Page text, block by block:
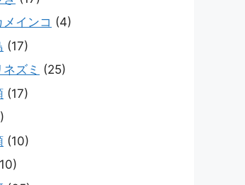
メインコ (4)
(17)
ズミ (25)
(17)
(10)